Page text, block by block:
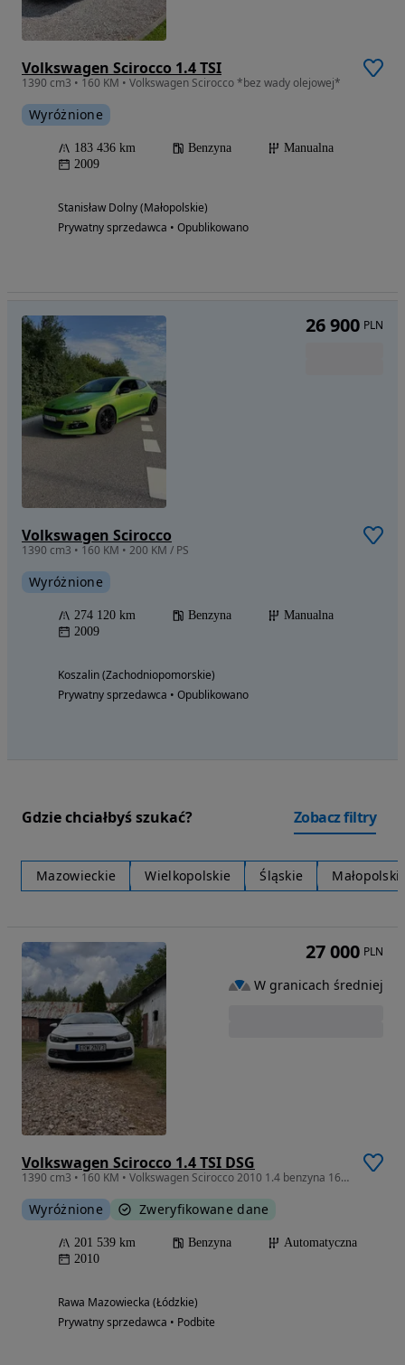
Volkswagen Scirocco 1.4 TSI
1390 cm3 • 160 KM • Volkswagen Scirocco *bez wady olejowej*
Wyróżnione
183 436 km Benzyna
Manualna
2009
Stanisław Dolny (Małopolskie)
Prywatny sprzedawca • Opublikowano
Volkswagen Scirocco
1390 cm3 • 160 KM • 200 KM / PS
Wyróżnione
274 120 km Benzyna
Manualna
2009
Koszalin (Zachodniopomorskie)
Prywatny sprzedawca • Opublikowano
26 900 PLN
Gdzie chciałbyś szukać? Zobacz filtry
Mazowieckie Wielkopolskie Śląskie
Volkswagen Scirocco 1.4 TSI DSG
1390 cm3 • 160 KM • Volkswagen Scirocco 2010 1.4 benzyna 160km
Wyróżnione Zweryfikowane dane
201 539 km Benzyna
Automatyczna
2010
Rawa Mazowiecka (Łódzkie)
Prywatny sprzedawca • Podbite
27 000 PLN
W granicach średniej